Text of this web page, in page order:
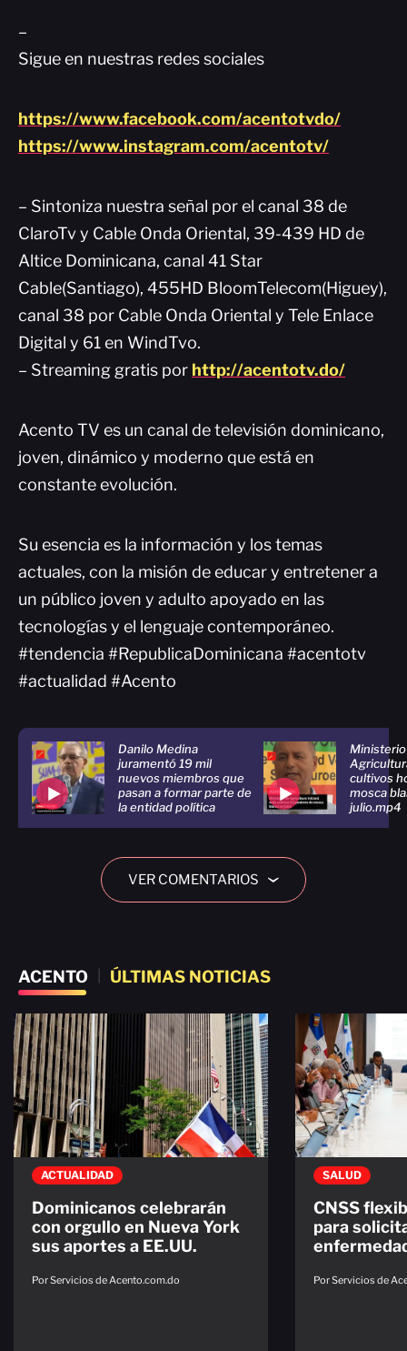
–
Sigue en nuestras redes sociales
https://www.facebook.com/acentotvdo/
https://www.instagram.com/acentotv/
– Sintoniza nuestra señal por el canal 38 de
ClaroTv y Cable Onda Oriental, 39-439 HD de
Altice Dominicana, canal 41 Star
Cable(Santiago), 455HD BloomTelecom(Higuey),
canal 38 por Cable Onda Oriental y Tele Enlace
Digital y 61 en WindTvo.
– Streaming gratis por http://acentotv.do/
Acento TV es un canal de televisión dominicano,
joven, dinámico y moderno que está en
constante evolución.
Su esencia es la información y los temas
actuales, con la misión de educar y entretener a
un público joven y adulto apoyado en las
tecnologías y el lenguaje contemporáneo.
#tendencia #RepublicaDominicana #acentotv
#actualidad #Acento
Danilo Medina
juramentó 19 mil
nuevos miembros que
pasan a formar parte de
la entidad política
cultivos
mosca
julio.mp4
VER COMENTARIOS ›
ACENTO ÚLTIMAS NOTICIAS
ACTUALIDAD
Dominicanos celebrarán
con orgullo en Nueva York
sus aportes a EE.UU.
Por Servicios de Acento.com.do
SALUD
CNSS
para
Por Servicios de